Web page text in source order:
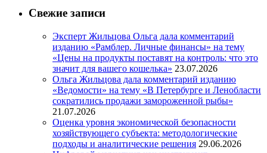
Свежие записи
Эксперт Жильцова Ольга дала комментарий
изданию «Рамблер. Личные финансы» на тему
«Цены на продукты поставят на контроль: что это
значит для вашего кошелька» 23.07.2026
Ольга Жильцова дала комментарий изданию
«Ведомости» на тему «В Петербурге и Ленобласти
сократились продажи замороженной рыбы»
21.07.2026
Оценка уровня экономической безопасности
хозяйствующего субъекта: методологические
подходы и аналитические решения 29.06.2026